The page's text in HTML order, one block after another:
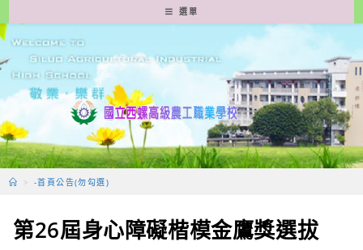
轉
至
要
容
選單
> -首頁公告(勿勾選)
第26屆身心障礙楷模金鷹獎選拔